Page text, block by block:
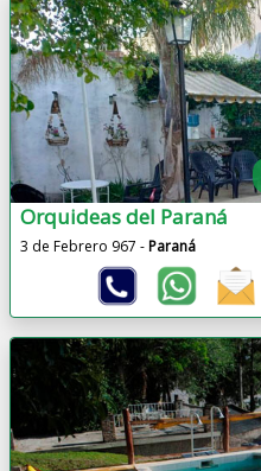
Orquideas del Paraná
3 de Febrero 967 -Paraná